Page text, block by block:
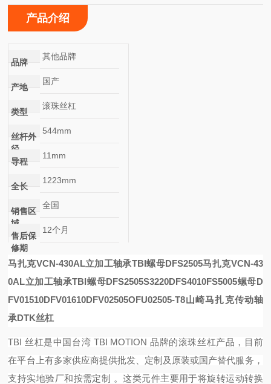
产品介绍
品牌
其他品牌
产地
国产
类型
滚珠丝杠
丝杆外
径
544mm
导程
11mm
全长
1223mm
销售区
域
全国
售后保
修期
12个月
马扎克VCN-430AL立加工轴承TBI螺母DFS2505马扎克VCN-43
0AL立加工轴承TBI螺母DFS2505S3220DFS4010FS5005螺母D
FV01510DFV01610DFV02505OFU02505-T8山崎马扎克传动轴
承DTK丝杠
TBI 丝杠是中国台湾 TBI MOTION 品牌的滚珠丝杠产品，目前
在平台上有多家供应商提供批发、定制及原装或国产替代服务，
支持实地验厂和按需定制 。这类元件主要用于将旋转运动转换